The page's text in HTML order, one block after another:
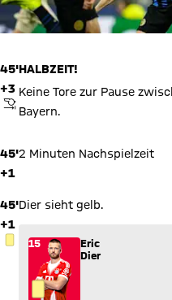
45'
+3
ABPFIFF
HALBZEIT!
Keine Tore zur Pause
Bayern.
45'
+1
2 Minuten Nachspielzeit
45'
+1
GELBE KARTE
Dier sieht gelb.
15
Eric
Dier